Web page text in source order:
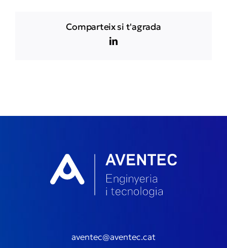
Comparteix si t'agrada
LinkedIn
aventec@aventec.cat